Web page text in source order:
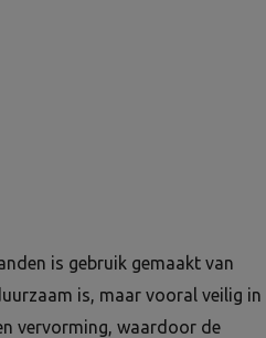
is gebruik gemaakt van
is, maar vooral veilig in
vervorming, waardoor de